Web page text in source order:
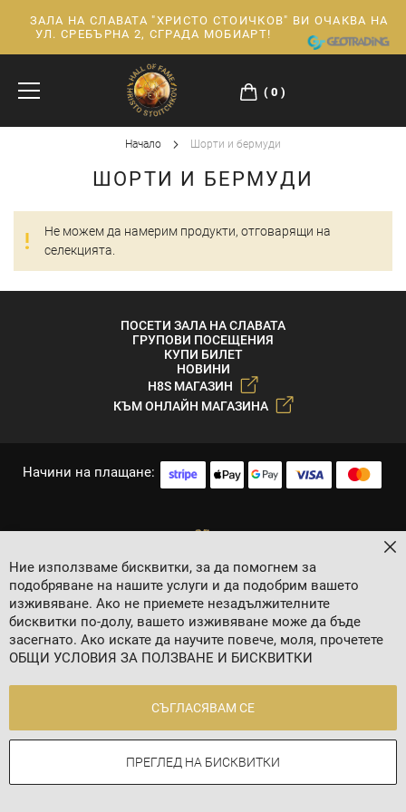
Прескачане
ЗАЛА НА СЛАВАТА "ХРИСТО СТОИЧКОВ" ВИ ОЧАКВА НА
УЛ. СРЕБЪРНА 2, СГРАДА МОБИАРТ!
0
Начало Шорти и бермуди
ШОРТИ И БЕРМУДИ
Не можем да намерим продукти, отговарящи на
селекцията.
ПОСЕТИ ЗАЛА НА СЛАВАТА
ГРУПОВИ ПОСЕЩЕНИЯ
КУПИ БИЛЕТ
НОВИНИ
H8S МАГАЗИН
КЪМ ОНЛАЙН МАГАЗИНА
Начини на плащане:
2024 © 8 AGENCY
Контакти
Онлайн магазин от
Ние използваме бисквитки, за да помогнем за
подобряване на нашите услуги и да подобрим вашето
изживяване. Ако не приемете незадължителните
бисквитки по-долу, вашето изживяване може да бъде
засегнато. Ако искате да научите повече, моля, прочетете
ОБЩИ УСЛОВИЯ ЗА ПОЛЗВАНЕ И БИСКВИТКИ
СЪГЛАСЯВАМ СЕ
ПРЕГЛЕД НА БИСКВИТКИ